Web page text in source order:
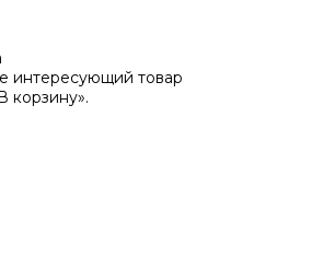
интересующий товар
корзину».